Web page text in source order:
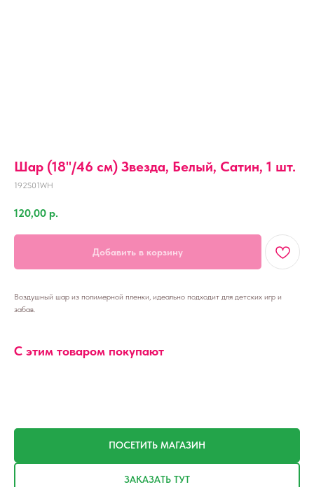
Шар (18''/46 см) Звезда, Белый, Сатин, 1 шт.
192S01WH
120,00 р.
Добавить в корзину
Воздушный шар из полимерной пленки, идеально подходит для детских игр и
забав.
С этим товаром покупают
ПОСЕТИТЬ МАГАЗИН
ЗАКАЗАТЬ ТУТ